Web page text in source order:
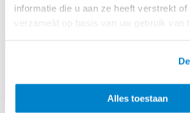
informatie die u aan ze heeft verstrekt of
verzameld op basis van uw gebruik van
Alles toestaan